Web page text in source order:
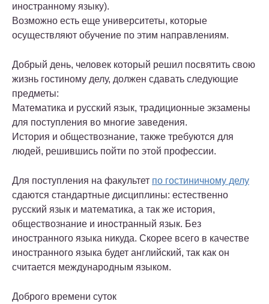
иностранному языку).
Возможно есть еще университеты, которые
осуществляют обучение по этим направлениям.
Добрый день, человек который решил посвятить свою
жизнь гостиному делу, должен сдавать следующие
предметы:
Математика и русский язык, традиционные экзамены
для поступления во многие заведения.
История и обществознание, также требуются для
людей, решившись пойти по этой профессии.
Для поступления на факультет по гостиничному делу
сдаются стандартные дисциплины: естественно
русский язык и математика, а так же история,
обществознание и иностранный язык. Без
иностранного языка никуда. Скорее всего в качестве
иностранного языка будет английский, так как он
считается международным языком.
Доброго времени суток